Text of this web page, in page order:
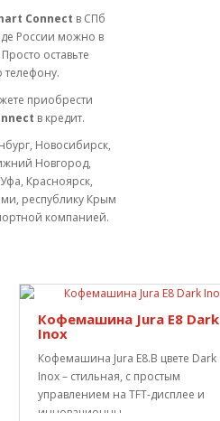
Connect в СПб
России можно в
оставьте
телефону.
приобрести
в кредит.
Новосибирск,
Новгород,
Красноярск,
республику Крым
компанией.
Кофемашина Jura E8 Dark
Inox
Кофемашина Jura E8.В цвете Dark
Inox – стильная, с простым
управлением на TFT-дисплее и
инновационны..